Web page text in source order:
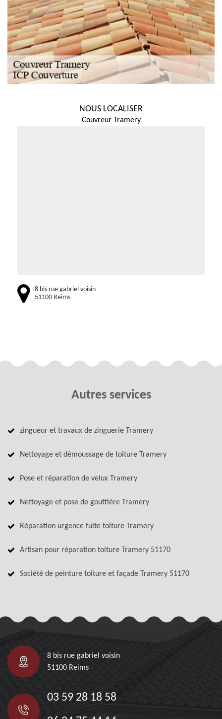
NOUS LOCALISER
Couvreur Tramery
8 bis rue gabriel voisin
51100 Reims
Autres services
zingueur et travaux de zinguerie Tramery
Nettoyage et démoussage de toiture Tramery
Pose et réparation de velux Tramery
Nettoyage et pose de gouttière Tramery
Réparation urgence fuite toiture Tramery
Artisan pour réparation toiture Tramery 51170
Société de peinture toiture et façade Tramery 51170
8 bis rue gabriel voisin
51100 Reims
03 59 28 18 58